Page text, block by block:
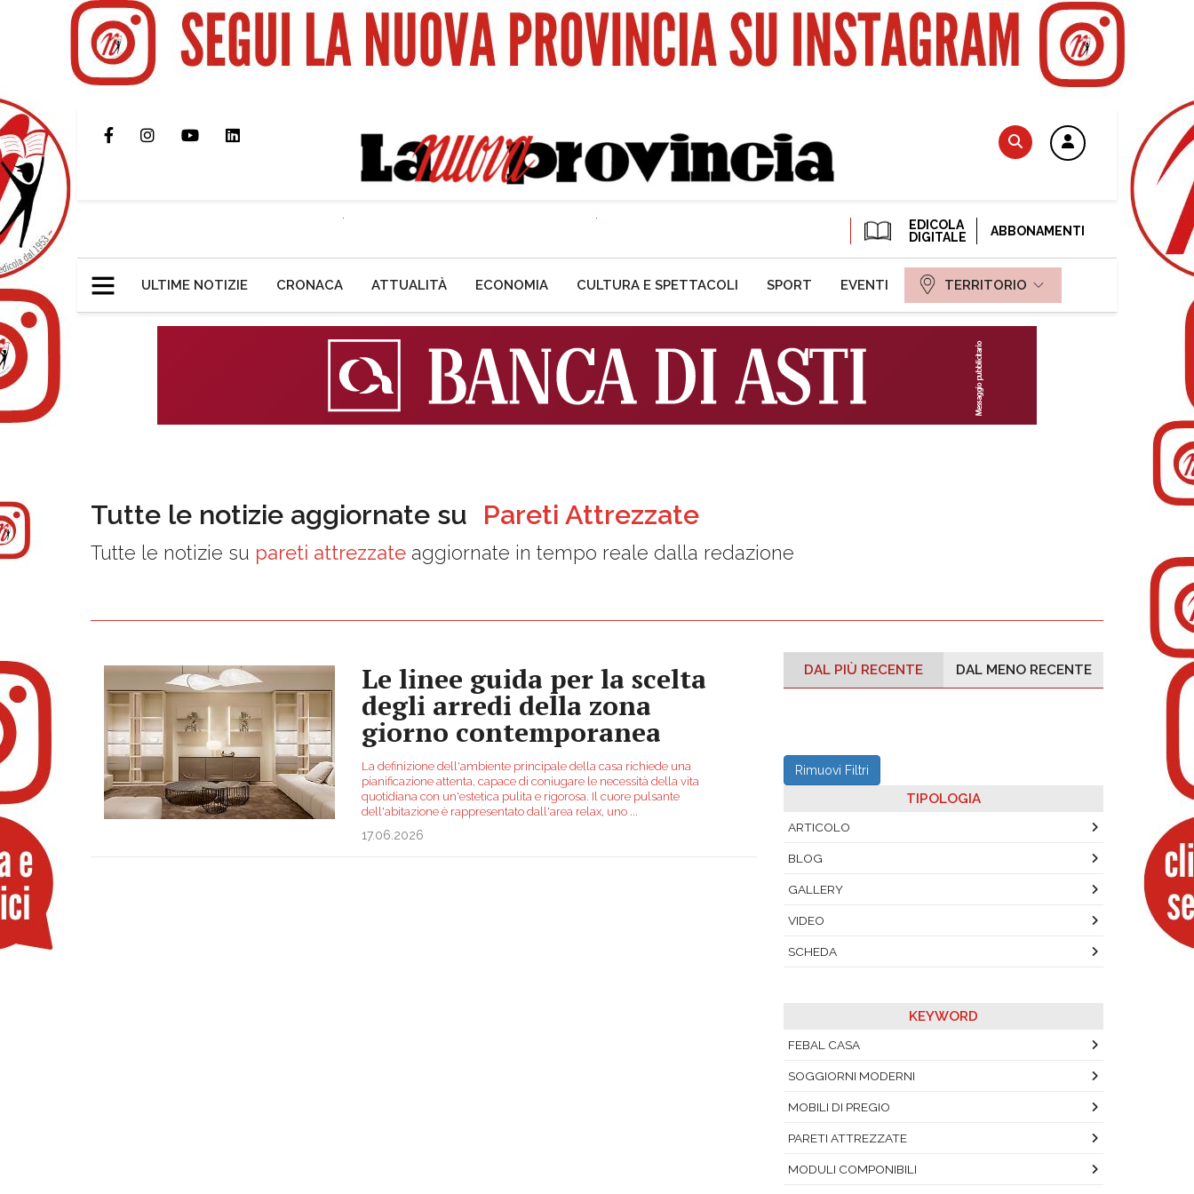
EDICOLA
DIGITALE
ABBONAMENTI
ULTIME NOTIZIE CRONACA ATTUALITÀ ECONOMIA CULTURA E SPETTACOLI SPORT EVENTI TERRITORIO
Tutte le notizie aggiornate su Pareti Attrezzate
Tutte le notizie su pareti attrezzate aggiornate in tempo reale dalla redazione
Le linee guida per la scelta
degli arredi della zona
giorno contemporanea
La definizione dell'ambiente principale della casa richiede una
pianificazione attenta, capace di coniugare le necessità della vita
quotidiana con un'estetica pulita e rigorosa. Il cuore pulsante
dell'abitazione è rappresentato dall'area relax, uno
17.06.2026
DAL PIÙ RECENTE DAL MENO RECENTE
Rimuovi Filtri
TIPOLOGIA
ARTICOLO
BLOG
GALLERY
VIDEO
SCHEDA
KEYWORD
FEBAL CASA
SOGGIORNI MODERNI
MOBILI DI PREGIO
PARETI ATTREZZATE
MODULI COMPONIBILI